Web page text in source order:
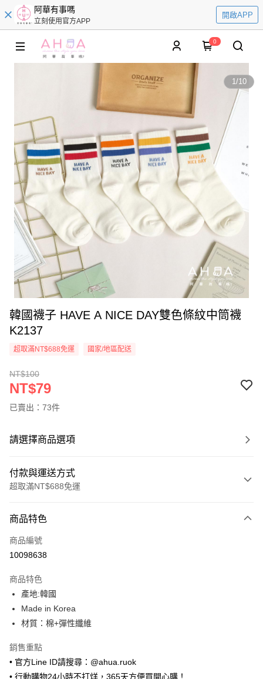
阿華有事嗎
立刻使用官方APP
開啟APP
0
1/10
韓國襪子 HAVE A NICE DAY雙色條紋中筒襪
K2137
超取滿NT$688免運 國家/地區配送
NT$100
NT$79
已賣出：73件
請選擇商品選項
付款與運送方式
超取滿NT$688免運
信用卡一次付款
超商取貨付款
Apple Pay
街口支付
ATM付款
商品特色
商品編號
10098638
商品特色
產地:韓國
Made in Korea
材質：棉+彈性纖維
銷售重點
• 官方Line ID請搜尋：@ahua.ruok
• 行動購物24小時不打烊，365天方便買開心購！